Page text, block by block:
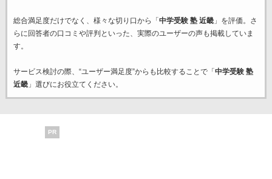
総合満足度だけでなく、様々な切り口から「 中学受験 塾 近畿」を評価。さ
らに回答者の口コミや評判といった、実際のユーザーの声も掲載していま
す。
サービス検討の際、“ユーザー満足度”からも比較することで「 中学受験 塾
近畿」選びにお役立てください。
PR